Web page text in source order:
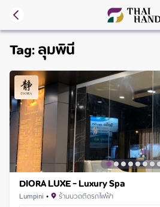
Tag:ลุมพินี
DIORA LUXE - Luxury Spa
Lumpini • ร้านนวดติดรถไฟฟ้า